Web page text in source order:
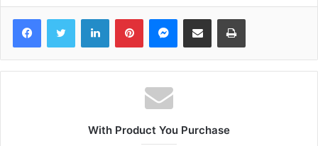
FacebookTwitter LinkedInPinterestMessenger
Share via Email Print
With Product You Purchase